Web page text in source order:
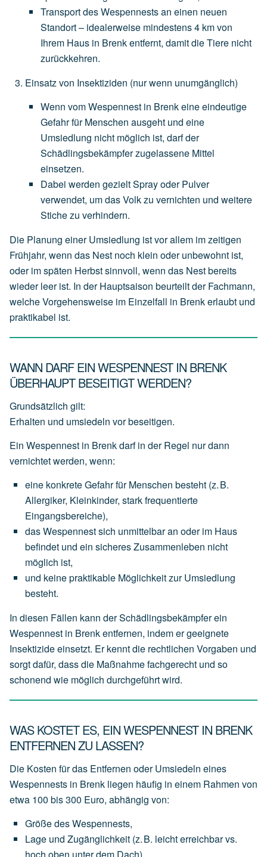
TransportdesWespennestsan einen neuen
Standort– idealerweise mindestens4 kmvon
Ihrem Haus in Brenkentfernt, damitdieTiere nicht
zurückkehren.
Einsatz von Insektiziden (nurwenn unumgänglich)
Wenn vomWespennest in Brenkeineeindeutige
Gefahrfür Menschen ausgeht und eine
Umsiedlung nicht möglich ist, darfder
Schädlingsbekämpferzugelassene Mittel
einsetzen.
Dabei werden gezieltSprayoder Pulver
verwendet, umdasVolkzu vernichten und weitere
Stichezu verhindern.
Die Planung einer Umsiedlung ist vor allem im zeitigen
Frühjahr, wenn das Nest noch klein oder unbewohnt ist,
oder im späten Herbst sinnvoll, wenn das Nest bereits
wieder leer ist. In der Hauptsaison beurteilt der Fachmann,
welche Vorgehensweise im Einzelfall in Brenk erlaubt und
praktikabel ist.
WANN DARF EIN WESPENNEST IN BRENK
ÜBERHAUPT BESEITIGT WERDEN?
Grundsätzlich gilt:
Erhalten und umsiedeln vor beseitigen.
Ein Wespennest in Brenk darf in der Regel nur dann
vernichtet werden, wenn:
eine konkrete Gefahr für Menschen besteht (z.B.
Allergiker, Kleinkinder, starkfrequentierte
Eingangsbereiche),
dasWespennestsich unmittelbar an oder im Haus
befindet und ein sicheresZusammenleben nicht
möglich ist,
und keinepraktikable Möglichkeitzur Umsiedlung
besteht.
In diesen Fällen kann der Schädlingsbekämpfer ein
Wespennest in Brenk entfernen, indem er geeignete
Insektizide einsetzt. Er kennt die rechtlichen Vorgaben und
sorgt dafür, dass die Maßnahme fachgerecht und so
schonend wie möglich durchgeführt wird.
WAS KOSTET ES, EIN WESPENNEST IN BRENK
ENTFERNEN ZU LASSEN?
Die Kosten für das Entfernen oder Umsiedeln eines
Wespennests in Brenk liegen häufig in einem Rahmen von
etwa 100 bis 300 Euro, abhängig von:
Größe des Wespennests,
Lage und Zugänglichkeit (z.B. leichterreichbarvs.
hoch oben unterdem Dach),